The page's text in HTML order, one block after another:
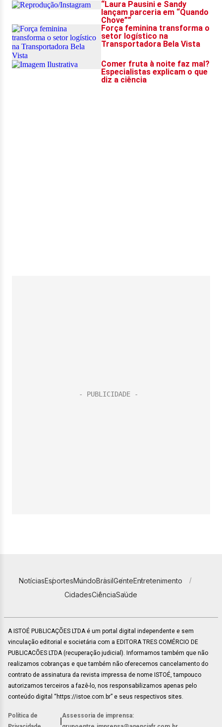
NotíciasEsportesMundoBrasilGenteEntretenimento
CidadesCiênciaSaúde
A ISTOÉ PUBLICAÇÕES LTDA é um portal digital independente e sem
vinculação editorial e societária com a EDITORA TRES COMÉRCIO DE
PUBLICACÕES LTDA (recuperação judicial). Informamos também que não
realizamos cobranças e que também não oferecemos cancelamento do
contrato de assinatura da revista impressa de nome ISTOÉ, tampouco
autorizamos terceiros a fazê-lo, nos responsabilizamos apenas pelo
conteúdo digital “https://istoe.com.br” e seus respectivos sites.
Política de
Assessoria de imprensa: